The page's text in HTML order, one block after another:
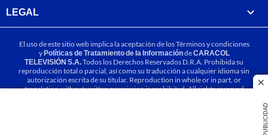
PUBLICIDAD
LEGAL
El uso de este sitio web implica la aceptación de losTérminos y condiciones
yPolíticas de Tratamiento de la InformacióndeCARACOL
TELEVISIÓN S.A.Todos los Derechos Reservados D.R.A. Prohibida su
reproducción total o parcial, así como su traducción a cualquier idioma sin
autorización escrita de su titular. Reproduction in whole or in part, or
translation without written permission is prohibited. All rights reserved